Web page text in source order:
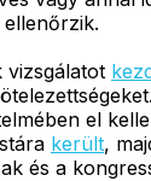
vizsgálatot
el
került,
és a